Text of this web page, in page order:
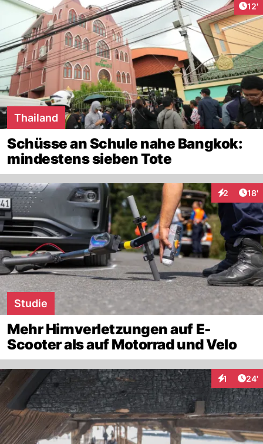
12'
Thailand
Schüsse an Schule nahe Bangkok:
mindestens sieben Tote
2 18'
Studie
Mehr Hirnverletzungen auf E-
Scooter als auf Motorrad und Velo
1 24'